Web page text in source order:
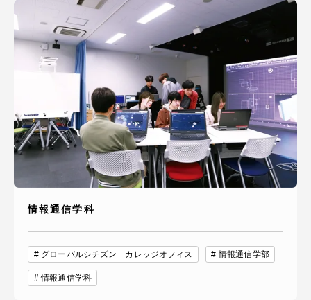
情報通信学科
グローバルシチズン カレッジオフィス 情報通信学部
情報通信学科